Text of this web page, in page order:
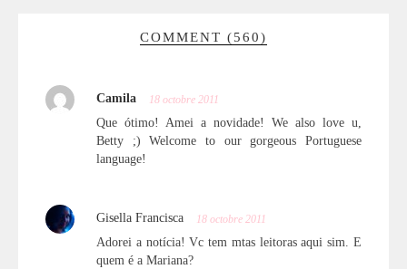
COMMENT (560)
Camila 18 octobre 2011
Que ótimo! Amei a novidade! We also love u,
Betty ;) Welcome to our gorgeous Portuguese
language!
Gisella Francisca 18 octobre 2011
Adorei a notícia! Vc tem mtas leitoras aqui sim. E
quem é a Mariana?